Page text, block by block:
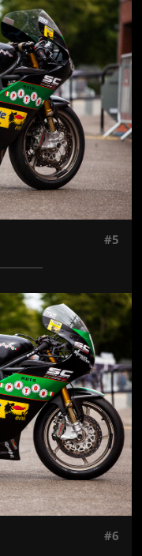
#5
#6